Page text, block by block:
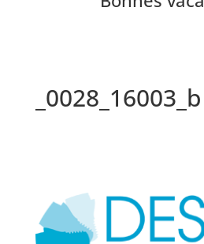
_0028_16003_b